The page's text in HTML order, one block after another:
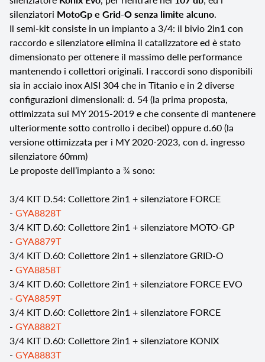
silenziatori MotoGp e Grid-O senza limite alcuno.
Il semi-kit consiste in un impianto a 3/4: il bivio 2in1 con
raccordo e silenziatore elimina il catalizzatore ed è stato
dimensionato per ottenere il massimo delle performance
mantenendo i collettori originali. I raccordi sono disponibili
sia in acciaio inox AISI 304 che in Titanio e in 2 diverse
configurazioni dimensionali: d. 54 (la prima proposta,
ottimizzata sui MY 2015-2019 e che consente di mantenere
ulteriormente sotto controllo i decibel) oppure d.60 (la
versione ottimizzata per i MY 2020-2023, con d. ingresso
silenziatore 60mm)
Le proposte dell’impianto a ¾ sono:
3/4 KIT D.54: Collettore 2in1 + silenziatore FORCE
- GYA8828T
3/4 KIT D.60: Collettore 2in1 + silenziatore MOTO-GP
- GYA8879T
3/4 KIT D.60: Collettore 2in1 + silenziatore GRID-O
- GYA8858T
3/4 KIT D.60: Collettore 2in1 + silenziatore FORCE EVO
- GYA8859T
3/4 KIT D.60: Collettore 2in1 + silenziatore FORCE
- GYA8882T
3/4 KIT D.60: Collettore 2in1 + silenziatore KONIX
- GYA8883T